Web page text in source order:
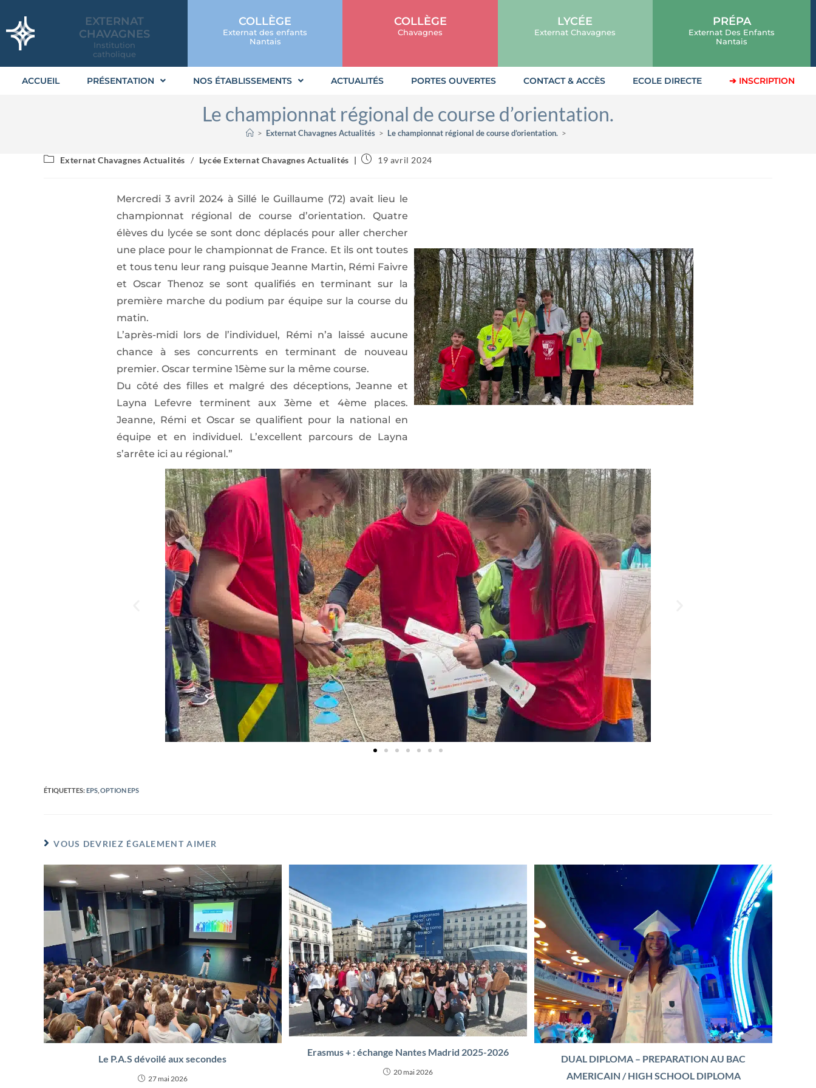
EXTERNAT
CHAVAGNES
Institution
catholique
COLLÈGE
Externat des enfants
Nantais
COLLÈGE
Chavagnes
LYCÉE
Externat Chavagnes
PRÉPA
Externat Des Enfants
Nantais
ACCUEIL PRÉSENTATION NOS ÉTABLISSEMENTS ACTUALITÉS PORTES OUVERTES CONTACT & ACCÈS ECOLE DIRECTE ➔ INSCRIPTION
Le championnat régional de course d’orientation.
> Externat Chavagnes Actualités > Le championnat régional de course d’orientation. >
Externat Chavagnes Actualités / Lycée Externat Chavagnes Actualités 19 avril 2024
Mercredi 3 avril 2024 à Sillé le Guillaume (72) avait lieu le
championnat régional de course d’orientation. Quatre
élèves du lycée se sont donc déplacés pour aller chercher
une place pour le championnat de France. Et ils ont toutes
et tous tenu leur rang puisque Jeanne Martin, Rémi Faivre
et Oscar Thenoz se sont qualifiés en terminant sur la
première marche du podium par équipe sur la course du
matin.
L’après-midi lors de l’individuel, Rémi n’a laissé aucune
chance à ses concurrents en terminant de nouveau
premier. Oscar termine 15ème sur la même course.
Du côté des filles et malgré des déceptions, Jeanne et
Layna Lefevre terminent aux 3ème et 4ème places.
Jeanne, Rémi et Oscar se qualifient pour la national en
équipe et en individuel. L’excellent parcours de Layna
s’arrête ici au régional.”
ÉTIQUETTES:EPS OPTION EPS
VOUS DEVRIEZ ÉGALEMENT AIMER
Le P.A.S dévoilé aux secondes
27 mai 2026
Erasmus + : échange Nantes Madrid 2025-2026
20 mai 2026
DUAL DIPLOMA – PREPARATION AU BAC
AMERICAIN / HIGH SCHOOL DIPLOMA